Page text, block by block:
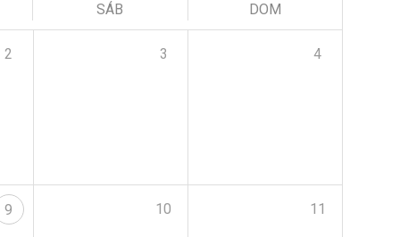
SÁB DOM
2 3 4
9 10 11